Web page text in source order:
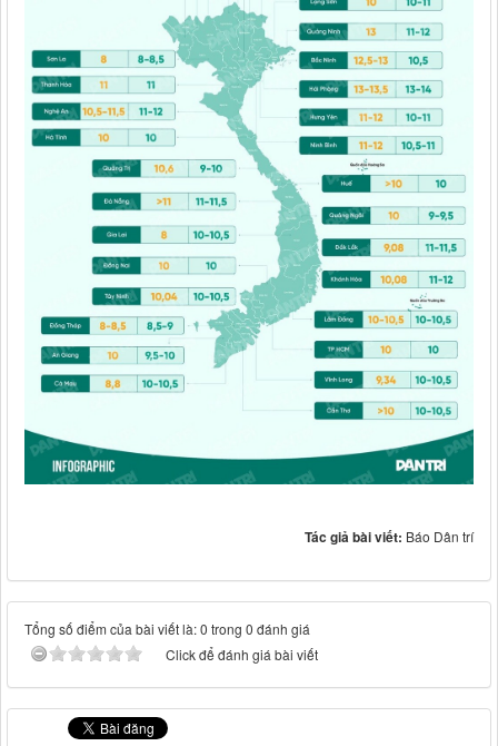
Tác giả bài viết: Báo Dân trí
Tổng số điểm của bài viết là: 0 trong 0 đánh giá
Click để đánh giá bài viết